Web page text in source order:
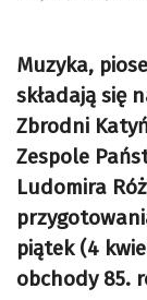
Muzyka,
składają się
Zbrodni
Zespole
Ludomira
piątek (4
obchody 85.